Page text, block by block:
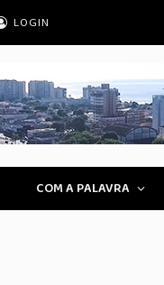
LOGIN
COM A PALAVRA